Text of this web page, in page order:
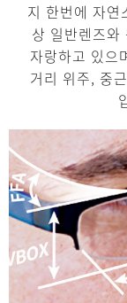
지 한번에 자연
상 일반렌즈와
자랑하고 있으
거리 위주, 중